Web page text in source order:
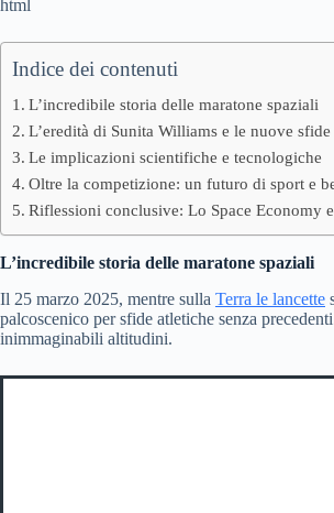
html
Indice dei contenuti
L’incredibile storia delle maratone spaziali
L’eredità di Sunita Williams e le nuove sfide
Le implicazioni scientifiche e tecnologiche
Oltre la competizione: un futuro di sport e
Riflessioni conclusive: Lo Space Economy
L’incredibile storia delle maratone spaziali
Il 25 marzo 2025, mentre sulla Terra le lancette
palcoscenico per sfide atletiche senza
inimmaginabili altitudini.